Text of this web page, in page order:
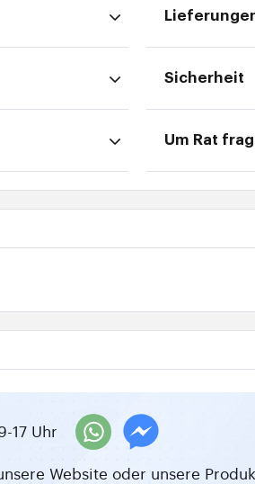
Sicherheit
Um Rat
17 Uhr
Website oder unsere